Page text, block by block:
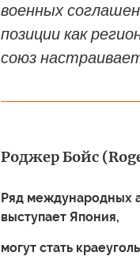
военных
позиции как
союз
Роджер Бойс
Ряд международных
выступает Япония,
могут стать